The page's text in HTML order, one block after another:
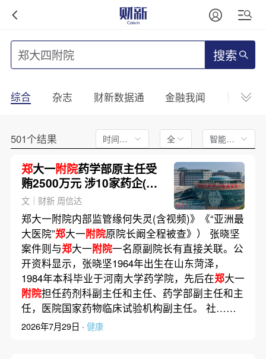
搜索
综合 杂志 财新数据通 金融我闻 财新
501个结果 时间不限 全文 智能排序
郑大一附院药学部原主任受
贿2500万元 涉10家药企(含
视频)
文｜财新 周信达
郑大一附院内部监管缘何失灵(含视频)》《“亚洲最
大医院”郑大一附院原院长阚全程被查》） 张晓坚
案件则与郑大一附院一名原副院长有直接关联。公
开资料显示，张晓坚1964年出生在山东菏泽，
1984年本科毕业于河南大学药学院，先后在郑大一
附院担任药剂科副主任和主任、药学部副主任和主
任，医院国家药物临床试验机构副主任。 社……
2026年7月29日 · 健康